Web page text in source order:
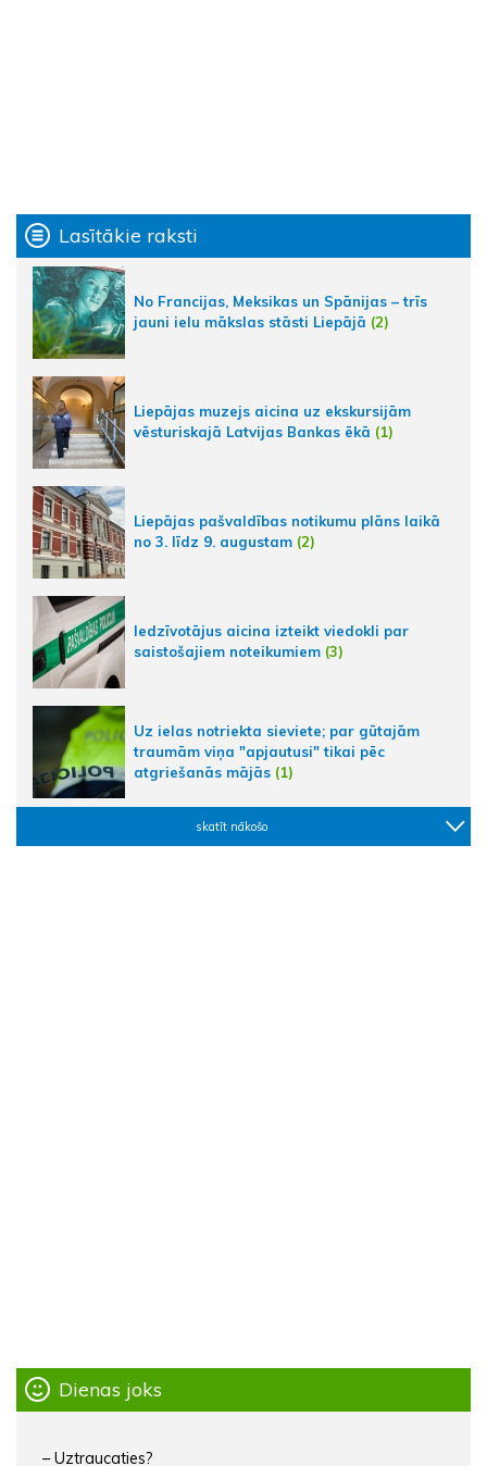
Lasītākie raksti
No Francijas, Meksikas un Spānijas – trīs
jauni ielu mākslas stāsti Liepājā (2)
Liepājas muzejs aicina uz ekskursijām
vēsturiskajā Latvijas Bankas ēkā (1)
Liepājas pašvaldības notikumu plāns laikā
no 3. līdz 9. augustam (2)
Iedzīvotājus aicina izteikt viedokli par
saistošajiem noteikumiem (3)
Uz ielas notriekta sieviete; par gūtajām
traumām viņa "apjautusi" tikai pēc
atgriešanās mājās (1)
skatīt nākošo
Dienas joks
– Uztraucaties?